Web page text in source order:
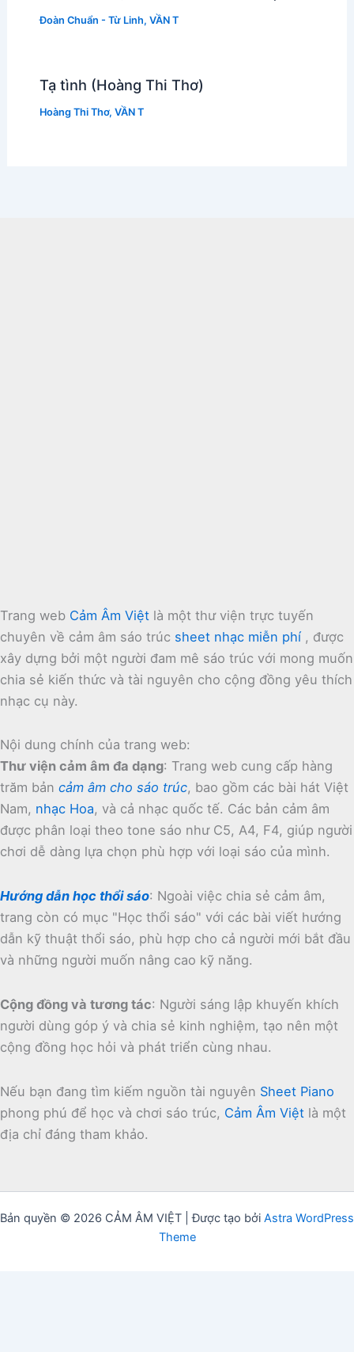
Đoàn Chuẩn - Từ Linh, VẦN T
Tạ tình (Hoàng Thi Thơ)
Hoàng Thi Thơ, VẦN T
Trang web Cảm Âm Việt là một thư viện trực tuyến
chuyên về cảm âm sáo trúc sheet nhạc miễn phí , được
xây dựng bởi một người đam mê sáo trúc với mong muốn
chia sẻ kiến thức và tài nguyên cho cộng đồng yêu thích
nhạc cụ này.
Nội dung chính của trang web:
Thư viện cảm âm đa dạng: Trang web cung cấp hàng
trăm bản cảm âm cho sáo trúc, bao gồm các bài hát Việt
Nam, nhạc Hoa, và cả nhạc quốc tế. Các bản cảm âm
được phân loại theo tone sáo như C5, A4, F4, giúp người
chơi dễ dàng lựa chọn phù hợp với loại sáo của mình.
Hướng dẫn học thổi sáo: Ngoài việc chia sẻ cảm âm,
trang còn có mục "Học thổi sáo" với các bài viết hướng
dẫn kỹ thuật thổi sáo, phù hợp cho cả người mới bắt đầu
và những người muốn nâng cao kỹ năng.
Cộng đồng và tương tác: Người sáng lập khuyến khích
người dùng góp ý và chia sẻ kinh nghiệm, tạo nên một
cộng đồng học hỏi và phát triển cùng nhau.
Nếu bạn đang tìm kiếm nguồn tài nguyên Sheet Piano
phong phú để học và chơi sáo trúc, Cảm Âm Việt là một
địa chỉ đáng tham khảo.
Bản quyền © 2026 CẢM ÂM VIỆT | Được tạo bởi Astra WordPress
Theme